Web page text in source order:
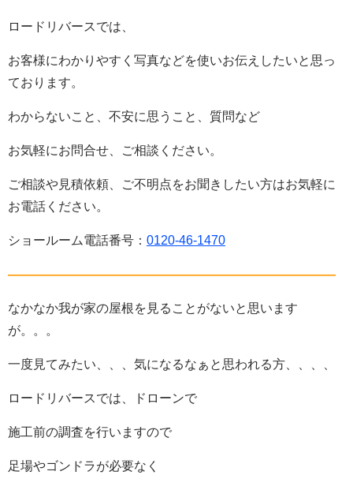
ロードリバースでは、
お客様にわかりやすく写真などを使いお伝えしたいと思っ
ております。
わからないこと、不安に思うこと、質問など
お気軽にお問合せ、ご相談ください。
ご相談や見積依頼、ご不明点をお聞きしたい方はお気軽に
お電話ください。
ショールーム電話番号： 0120-46-1470
——————————————————————————
なかなか我が家の屋根を見ることがないと思います
が。。。
一度見てみたい、、、気になるなぁと思われる方、、、、
ロードリバースでは、ドローンで
施工前の調査を行いますので
足場やゴンドラが必要なく